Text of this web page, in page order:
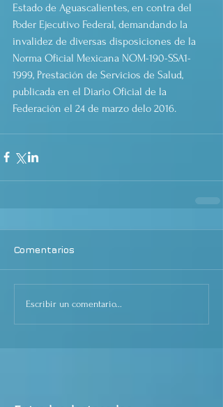
Estado de Aguascalientes, en contra del
Poder Ejecutivo Federal, demandando la
invalidez de diversas disposiciones de la
Norma Oficial Mexicana NOM-190-SSA1-
1999, Prestación de Servicios de Salud,
publicada en el Diario Oficial de la
Federación el 24 de marzo delo 2016.
Comentarios
Escribir un comentario...